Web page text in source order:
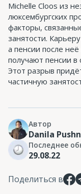
Michelle Cloos из
люксембургских
факторы,
занятости.
а пенсии после
получают пенсии
Этот разрыв
частичную
Автор
Danila
Последнее
29.08.22
Поделиться в